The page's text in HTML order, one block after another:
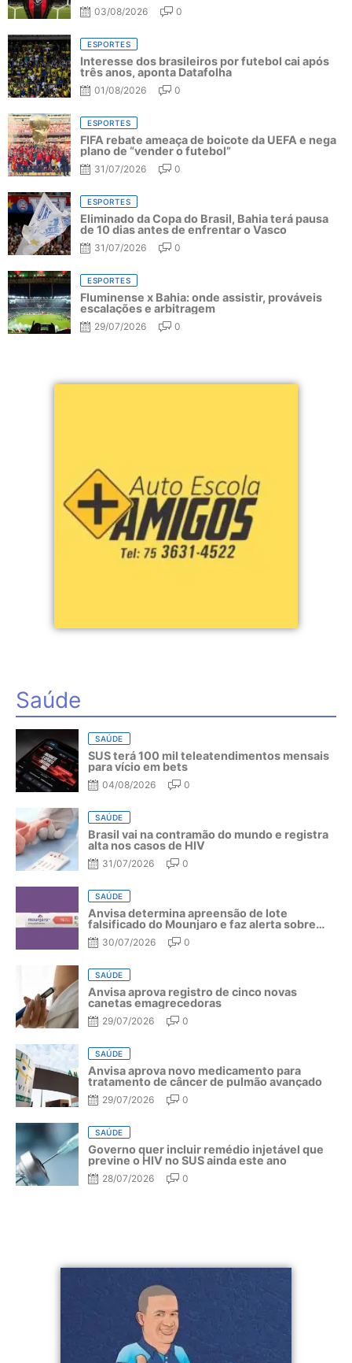
03/08/2026 0
ESPORTES
Interesse dos brasileiros por futebol cai após
três anos, aponta Datafolha
01/08/2026 0
ESPORTES
FIFA rebate ameaça de boicote da UEFA e nega
plano de “vender o futebol”
31/07/2026 0
ESPORTES
Eliminado da Copa do Brasil, Bahia terá pausa
de 10 dias antes de enfrentar o Vasco
31/07/2026 0
ESPORTES
Fluminense x Bahia: onde assistir, prováveis
escalações e arbitragem
29/07/2026 0
Saúde
SAÚDE
SUS terá 100 mil teleatendimentos mensais
para vício em bets
04/08/2026 0
SAÚDE
Brasil vai na contramão do mundo e registra
alta nos casos de HIV
31/07/2026 0
SAÚDE
Anvisa determina apreensão de lote
falsificado do Mounjaro e faz alerta sobre
riscos do medicamento
30/07/2026 0
SAÚDE
Anvisa aprova registro de cinco novas
canetas emagrecedoras
29/07/2026 0
SAÚDE
Anvisa aprova novo medicamento para
tratamento de câncer de pulmão avançado
29/07/2026 0
SAÚDE
Governo quer incluir remédio injetável que
previne o HIV no SUS ainda este ano
28/07/2026 0